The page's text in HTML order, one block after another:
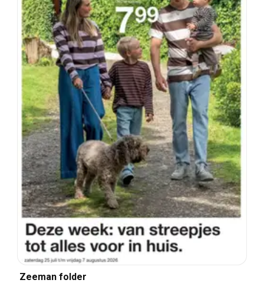
Zeeman folder